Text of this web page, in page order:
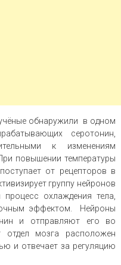
обнаружили в одном
серотонин,
к изменениям
повышении температуры
от рецепторов в
группу нейронов
охлаждения тела,
эффектом. Нейроны
и отправляют его во
мозга расположен
и отвечает за регуляцию